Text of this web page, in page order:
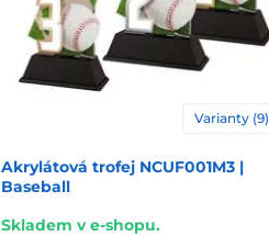
Varianty (9)
Akrylátová trofej NCUF001M3 |
Baseball
Skladem v e-shopu.